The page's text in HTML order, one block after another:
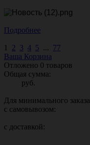
Подробнее
1 2 3 4 5 ... 77
Ваша Корзина
Отложено 0 товаров
Общая сумма:
руб.
Для минимального заказа
с самовывозом:
с доставкой: